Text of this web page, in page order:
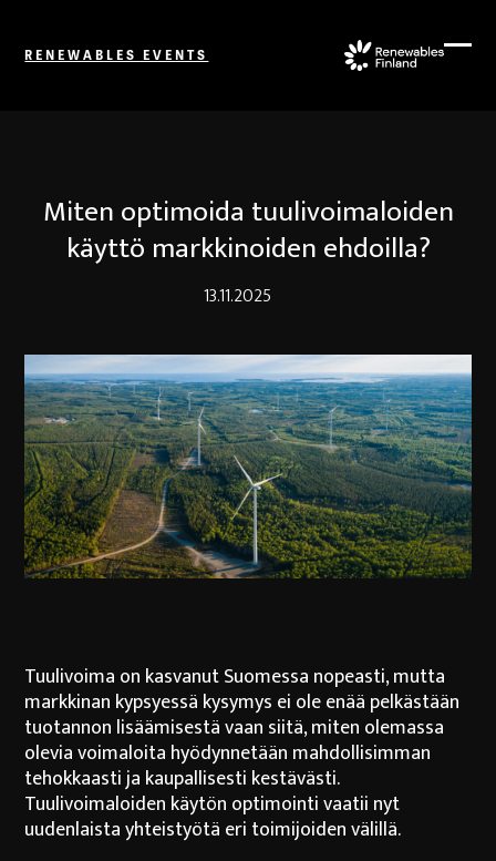
content
RENEWABLES EVENTS
Miten optimoida tuulivoimaloiden
käyttö markkinoiden ehdoilla?
13.11.2025
Tuulivoima on kasvanut Suomessa nopeasti, mutta
markkinan kypsyessä kysymys ei ole enää pelkästään
tuotannon lisäämisestä vaan siitä, miten olemassa
olevia voimaloita hyödynnetään mahdollisimman
tehokkaasti ja kaupallisesti kestävästi.
Tuulivoimaloiden käytön optimointi vaatii nyt
uudenlaista yhteistyötä eri toimijoiden välillä.